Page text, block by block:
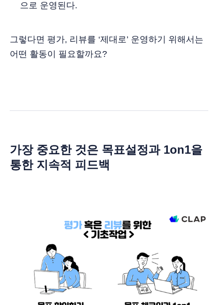
으로 운영된다.
그렇다면 평가, 리뷰를 ‘제대로’ 운영하기 위해서는
어떤 활동이 필요할까요?
가장 중요한 것은 목표설정과 1on1을
통한 지속적 피드백